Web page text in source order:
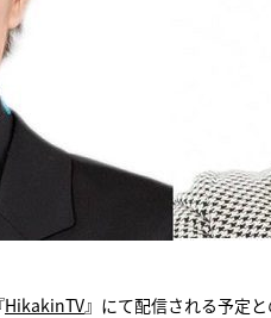
HikakinTV』にて配信される予定と